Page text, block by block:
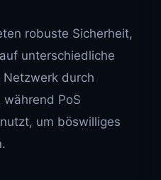
robuste Sicherheit,
unterschiedliche
Netzwerk durch
während PoS
um böswilliges